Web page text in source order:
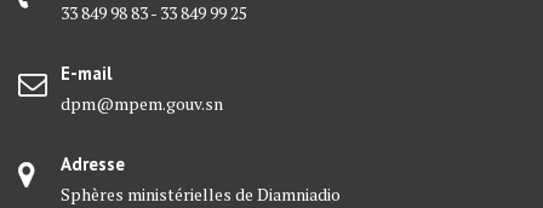
33 849 98 83 - 33 849 99 25
E-mail
dpm@mpem.gouv.sn
Adresse
Sphères ministérielles de Diamniadio